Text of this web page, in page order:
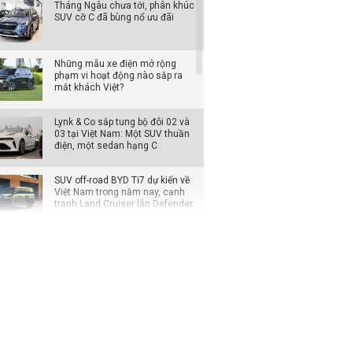
Tháng Ngâu chưa tới, phân khúc
SUV cỡ C đã bùng nổ ưu đãi
Những mẫu xe điện mở rộng
phạm vi hoạt động nào sắp ra
mắt khách Việt?
Lynk & Co sắp tung bộ đôi 02 và
03 tại Việt Nam: Một SUV thuần
điện, một sedan hạng C
SUV off-road BYD Ti7 dự kiến về
Việt Nam trong năm nay, cạnh
tranh Land Cruiser lẫn Defender